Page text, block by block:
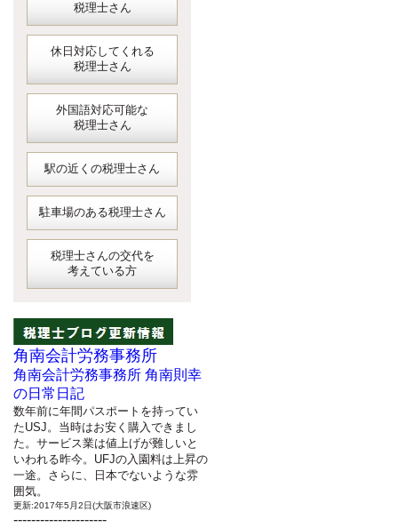
税理士さん
休日対応してくれる
税理士さん
外国語対応可能な
税理士さん
駅の近くの税理士さん
駐車場のある税理士さん
税理士さんの交代を
考えている方
角南会計労務事務所
角南会計労務事務所 角南則幸
の日常日記
数年前に年間パスポートを持ってい
たUSJ。当時はお安く購入できまし
た。サービス業は値上げが難しいと
いわれる昨今。UFJの入園料は上昇の
一途。さらに、日本でないような雰
囲気。
更新:2017年5月2日(大阪市浪速区)
---------------------